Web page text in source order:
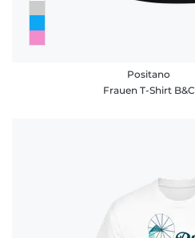
Positano
Frauen T-Shirt B&C